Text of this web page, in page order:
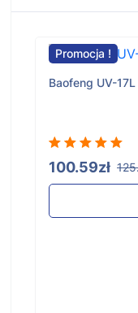
Promocja !
Baofeng UV-
100.59zł